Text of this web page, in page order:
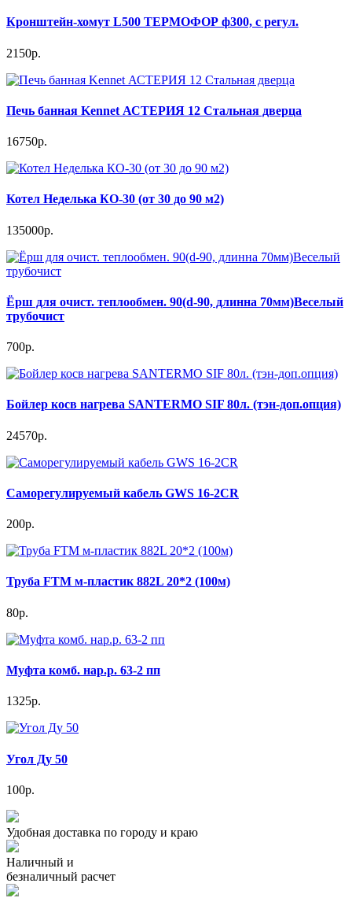
Кронштейн-хомут L500 ТЕРМОФОР ф300, с регул.
2150р.
Печь банная Kennet АСТЕРИЯ 12 Стальная дверца
16750р.
Котел Неделька КО-30 (от 30 до 90 м2)
135000р.
Ёрш для очист. теплообмен. 90(d-90, длинна 70мм)Веселый
трубочист
700р.
Бойлер косв нагрева SANTERMO SIF 80л. (тэн-доп.опция)
24570р.
Саморегулируемый кабель GWS 16-2CR
200р.
Труба FTM м-пластик 882L 20*2 (100м)
80р.
Муфта комб. нар.р. 63-2 пп
1325р.
Угол Ду 50
100р.
Удобная доставка по городу и краю
Наличный и
безналичный расчет